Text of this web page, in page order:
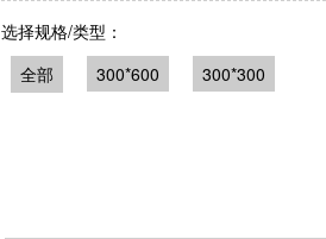
选择规格/类型：
全部
300*600 300*300